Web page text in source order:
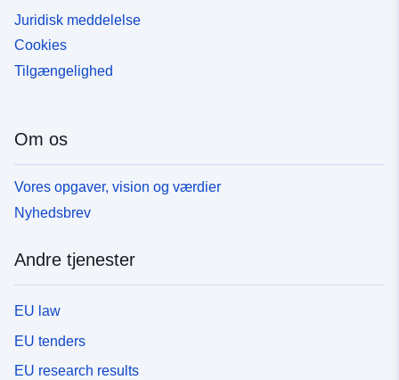
Juridisk meddelelse
Cookies
Tilgængelighed
Om os
Vores opgaver, vision og værdier
Nyhedsbrev
Andre tjenester
EU law
EU tenders
EU research results